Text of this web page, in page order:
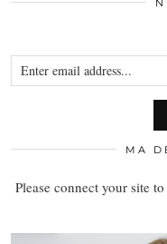
MA
Please connect your site